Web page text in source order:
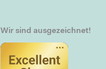
Wir sind ausgezeichnet!